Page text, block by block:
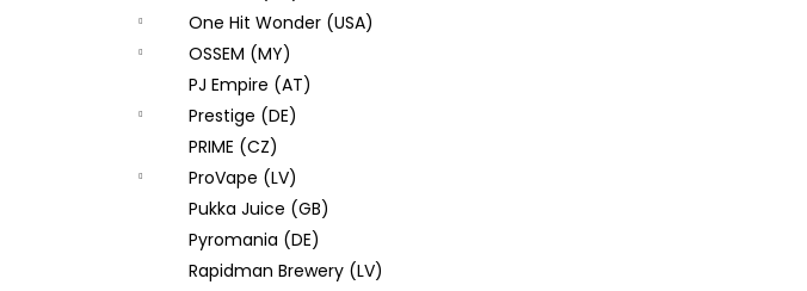
One Hit Wonder (USA)
OSSEM (MY)
PJ Empire (AT)
Prestige (DE)
PRIME (CZ)
ProVape (LV)
Pukka Juice (GB)
Pyromania (DE)
Rapidman Brewery (LV)